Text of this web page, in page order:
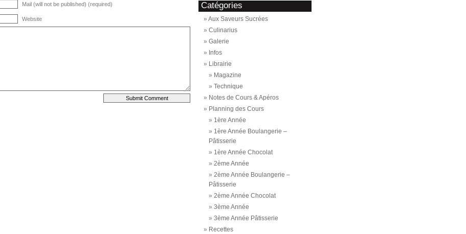
Mail (will not be published) (required)
Website
Catégories
Aux Saveurs Sucrées
Culinarius
Galerie
Infos
Librairie
Magazine
Technique
Notes de Cours & Apéros
Planning des Cours
1ère Année
1ère Année Boulangerie –
Pâtisserie
1ère Année Chocolat
2ème Année
2ème Année Boulangerie –
Pâtisserie
2ème Année Chocolat
3ème Année
3ème Année Pâtisserie
Recettes